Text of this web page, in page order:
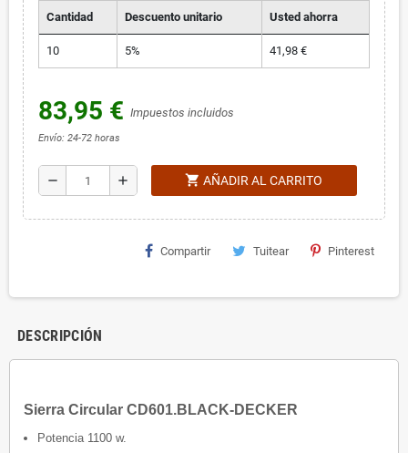
Cantidad Descuento unitario Usted ahorra
10 5% 41,98 €
83,95 € Impuestos incluidos
Envío: 24-72 horas
remove add shopping_cart AÑADIR AL CARRITO
Compartir Tuitear Pinterest
DESCRIPCIÓN
Sierra Circular CD601.BLACK-DECKER
Potencia 1100 w.